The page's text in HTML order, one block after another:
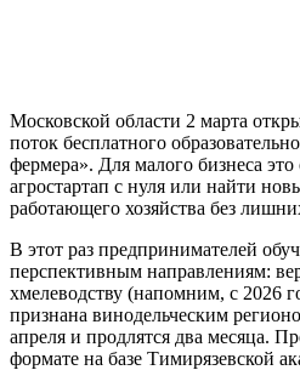
Московской области 2 марта
поток бесплатного
фермера». Для малого бизнеса
агростартап с нуля или найти
работающего хозяйства без
В этот раз предпринимателей
перспективным направлениям:
хмелеводству (напомним, с 2026
признана винодельческим
апреля и продлятся два месяца.
формате на базе Тимирязевской